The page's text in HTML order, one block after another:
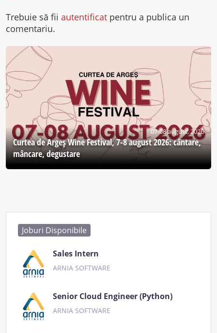
Trebuie să fii autentificat pentru a publica un
comentariu.
07-08 august, 2026
Curtea de Argeş Wine Festival, 7-8 august 2026: cântare,
mâncare, degustare
Joburi Disponibile
Sales Intern
ARNIA SOFTWARE
Senior Cloud Engineer (Python)
ARNIA SOFTWARE